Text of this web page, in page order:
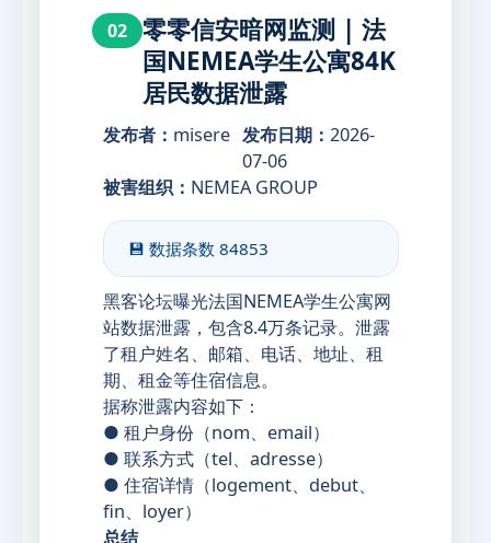
02
零零信安暗网监测 | 法
国NEMEA学生公寓84K
居民数据泄露
发布者： misere 发布日期： 2026-
07-06
被害组织： NEMEA GROUP
💾 数据条数 84853
黑客论坛曝光法国NEMEA学生公寓网
站数据泄露，包含8.4万条记录。泄露
了租户姓名、邮箱、电话、地址、租
期、租金等住宿信息。
据称泄露内容如下：
● 租户身份（nom、email）
● 联系方式（tel、adresse）
● 住宿详情（logement、debut、
fin、loyer）
总结